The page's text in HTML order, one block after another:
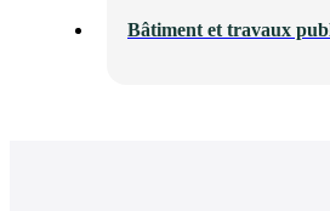
Bâtiment et travaux